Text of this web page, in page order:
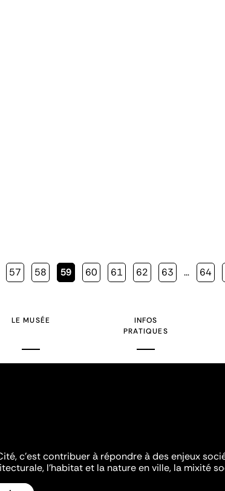
Page
57 Page
58
Page
59 Page
60 Page
61 Page
62 Page
63 … Page
64
LE MUSÉE
INFOS
PRATIQUES
c'est contribuer à répondre à des enjeux
l'habitat et la nature en ville, la mixité